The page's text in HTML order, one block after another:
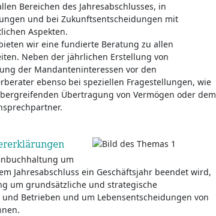
Bereichen des Jahresabschlusses, in
und bei Zukunftsentscheidungen mit
Aspekten.
wir eine fundierte Beratung zu allen
Neben der jährlichen Erstellung von
der Mandanteninteressen vor den
ebenso bei speziellen Fragestellungen, wie
Übertragung von Vermögen oder dem
um
Jahresabschluss ein Geschäftsjahr beendet wird,
um grundsätzliche und strategische
Betrieben und um Lebensentscheidungen von